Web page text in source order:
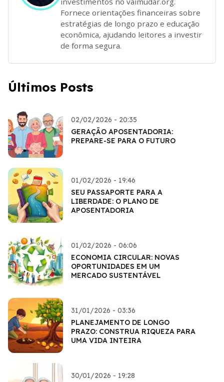
Fornece orientações financeiras sobre
estratégias de longo prazo e educação
econômica, ajudando leitores a investir
de forma segura.
Últimos Posts
02/02/2026 - 20:35
GERAÇÃO APOSENTADORIA:
PREPARE-SE PARA O FUTURO
01/02/2026 - 19:46
SEU PASSAPORTE PARA A
LIBERDADE: O PLANO DE
APOSENTADORIA
01/02/2026 - 06:06
ECONOMIA CIRCULAR: NOVAS
OPORTUNIDADES EM UM
MERCADO SUSTENTÁVEL
31/01/2026 - 03:36
PLANEJAMENTO DE LONGO
PRAZO: CONSTRUA RIQUEZA PARA
UMA VIDA INTEIRA
30/01/2026 - 19:28